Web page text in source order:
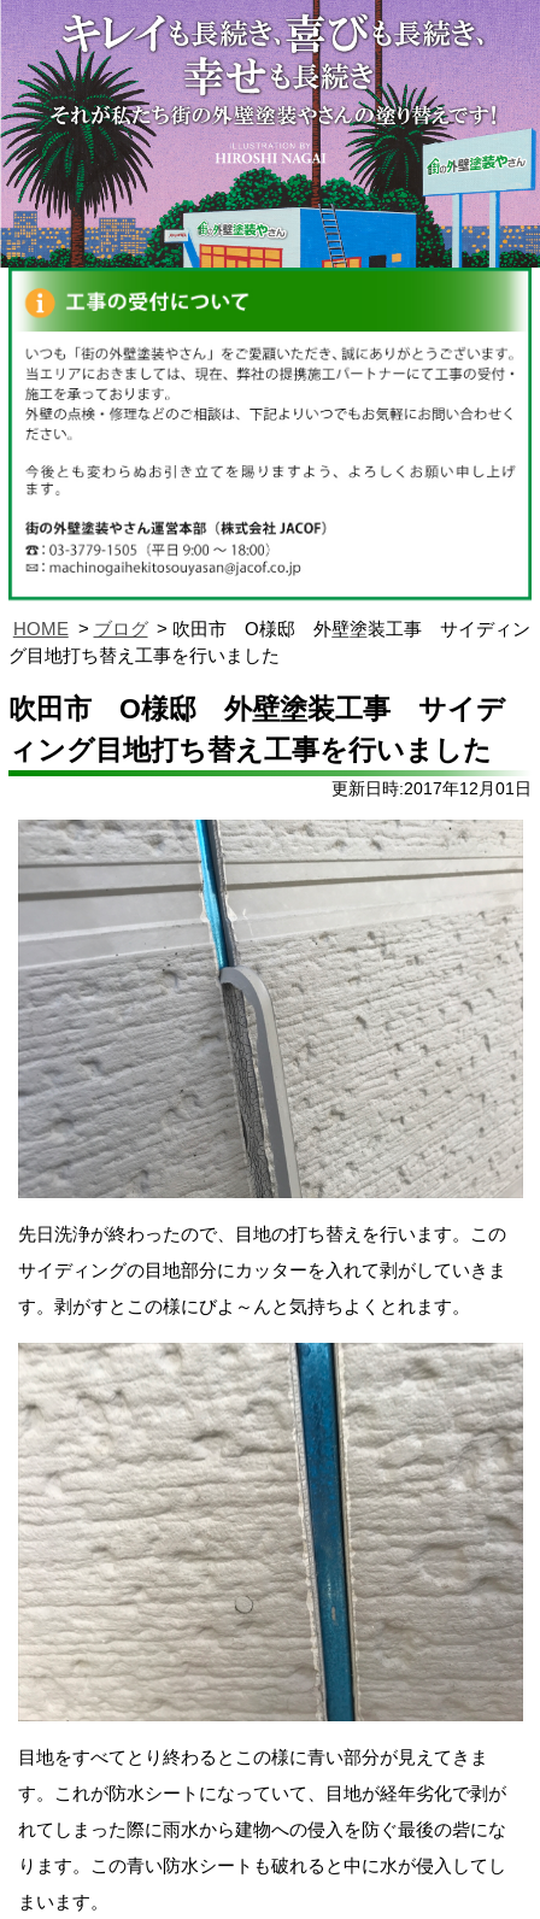
HOME ブログ
吹田市 O様邸 外壁塗装工事 サイディン
グ目地打ち替え工事を行いました
吹田市 O様邸 外壁塗装工事 サイデ
ィング目地打ち替え工事を行いました
更新日時:2017年12月01日
先日洗浄が終わったので、目地の打ち替えを行います。この
サイディングの目地部分にカッターを入れて剥がしていきま
す。剥がすとこの様にびよ～んと気持ちよくとれます。
目地をすべてとり終わるとこの様に青い部分が見えてきま
す。これが防水シートになっていて、目地が経年劣化で剥が
れてしまった際に雨水から建物への侵入を防ぐ最後の砦にな
ります。この青い防水シートも破れると中に水が侵入してし
まいます。